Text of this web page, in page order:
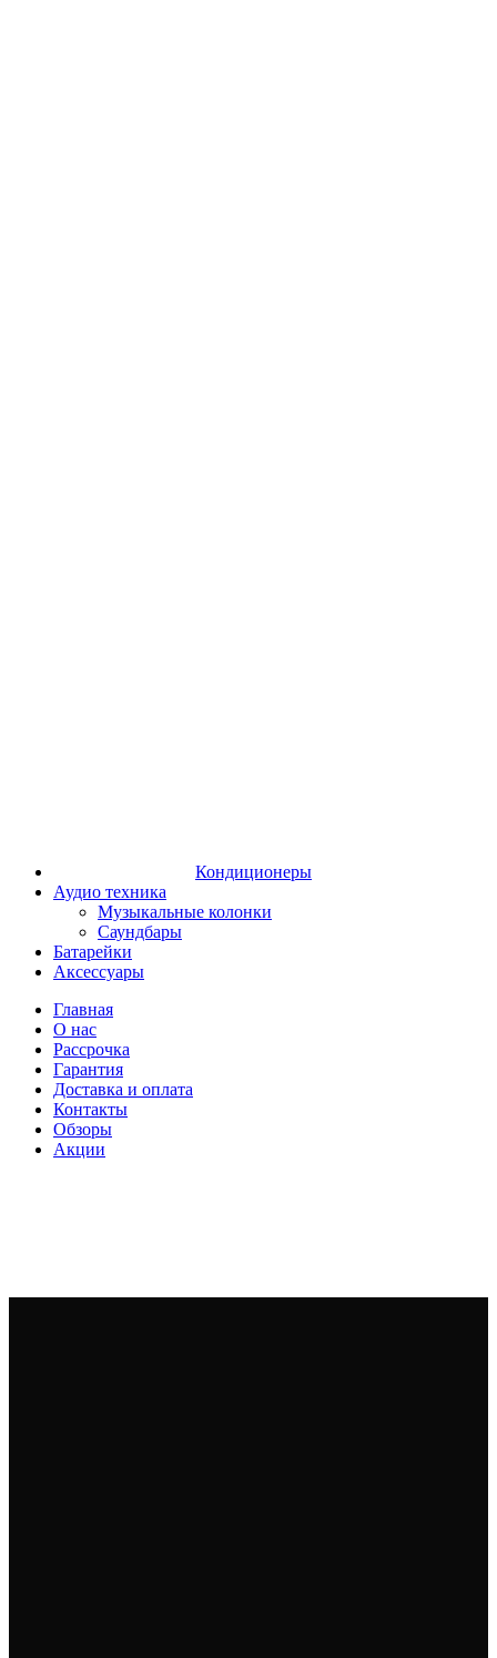
Кондиционеры
Аудио техника
Музыкальные колонки
Саундбары
Батарейки
Аксессуары
Главная
О нас
Рассрочка
Гарантия
Доставка и оплата
Контакты
Обзоры
Акции